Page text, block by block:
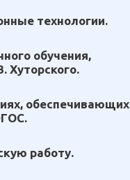
технологии.
обучения,
Хуторского.
обеспечивающих
работу.